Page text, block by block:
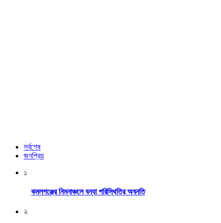
সর্বশেষ
জনপ্রিয়
১
কমলগঞ্জের নিম্নাঞ্চলে বন্যা পরিস্থিতির অবনতি
২